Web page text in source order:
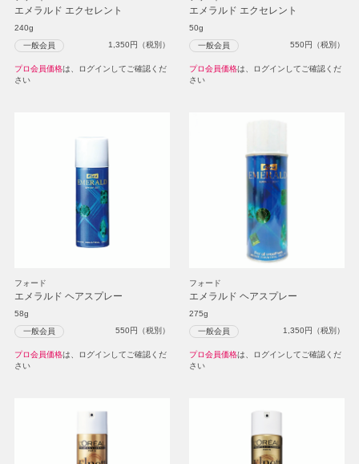
エメラルド エクセレント
240g
一般会員 1,350円（税別）
プロ会員価格は、ログインしてご確認くだ
さい
エメラルド エクセレント
50g
一般会員 550円（税別）
プロ会員価格は、ログインしてご確認くだ
さい
フォード
エメラルド ヘアスプレー
58g
一般会員 550円（税別）
プロ会員価格は、ログインしてご確認くだ
さい
フォード
エメラルド ヘアスプレー
275g
一般会員 1,350円（税別）
プロ会員価格は、ログインしてご確認くだ
さい